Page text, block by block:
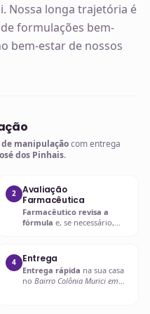
Nossa longa trajetória é
formulações bem-
bem-estar de nossos
de manipulaçãocom entrega
dos Pinhais.
2
Avaliação
Farmacêutica
Farmacêutico revisa a
fórmula e, se necessário,
esclarecimentos.
4 Entrega
Entrega rápida na sua casa
no Bairro Colônia Murici em